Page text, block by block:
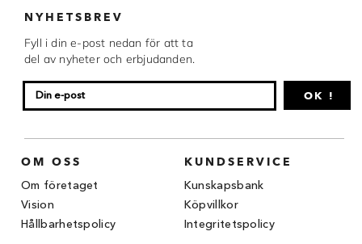
NYHETSBREV
Fyll i din e-post nedan för att ta
del av nyheter och erbjudanden.
OK !
OM OSS
Om företaget
Vision
Hållbarhetspolicy
KUNDSERVICE
Kunskapsbank
Köpvillkor
Integritetspolicy